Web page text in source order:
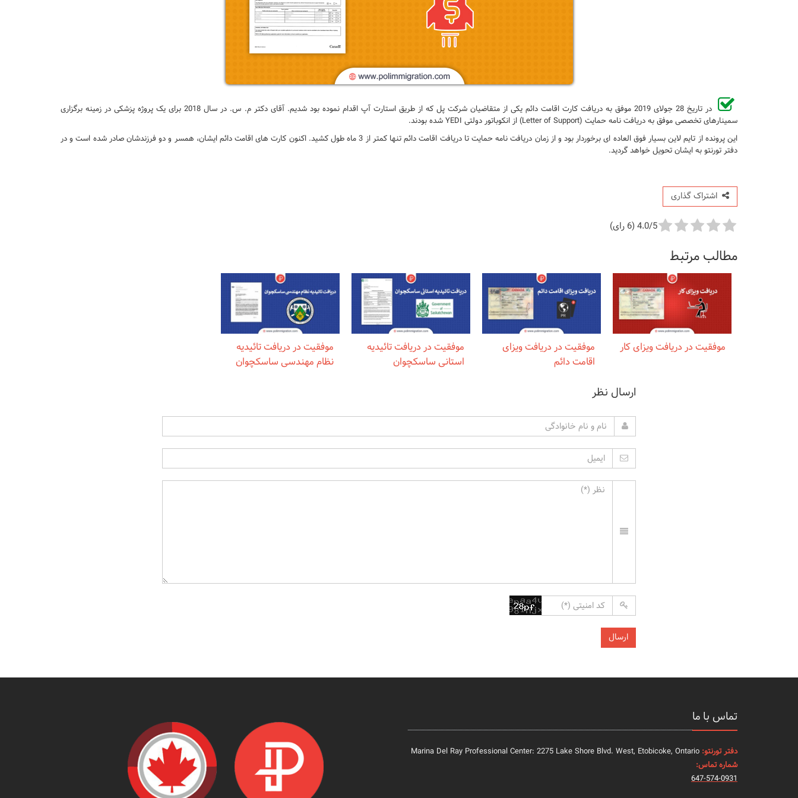
در تاریخ 28 جولای 2019 موفق به دریافت کارت اقامت دائم یکی از متقاضیان شرکت پل که از طریق استارت آپ اقدام نموده بود شدیم. آقای دکتر م. س. در سال 2018 برای یک پروژه پزشکی در زمینه برگزاری
سمینارهای تخصصی موفق به دریافت نامه حمایت (Letter of Support) از انکوباتور دولتی YEDI شده بودند.
این پرونده از تایم لاین بسیار فوق العاده ای برخوردار بود و از زمان دریافت نامه حمایت تا دریافت اقامت دائم تنها کمتر از 3 ماه طول کشید. اکنون کارت های اقامت دائم ایشان، همسر و دو فرزندشان صادر شده است و در
دفتر تورنتو به ایشان تحویل خواهد گردید.
اشتراک گذاری
4.0/5 (6 رای)
مطالب مرتبط
موفقیت در دریافت ویزای کار
موفقیت در دریافت ویزای
اقامت دائم
موفقیت در دریافت تائیدیه
استانی ساسکچوان
موفقیت در دریافت تائیدیه
نظام مهندسی ساسکچوان
ارسال نظر
تماس با ما
دفتر تورنتو: Marina Del Ray Professional Center: 2275 Lake Shore Blvd. West, Etobicoke, Ontario
شماره تماس:
647-574-0931